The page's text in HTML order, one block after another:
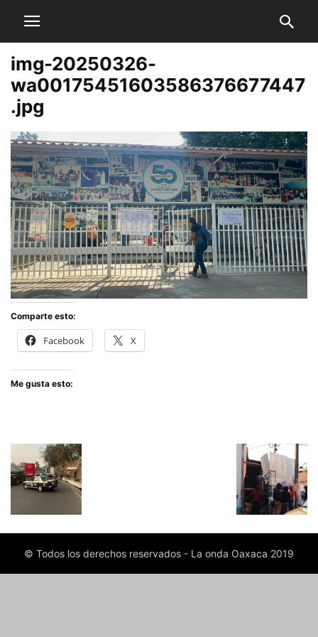
img-20250326-
wa00175451603586376677447
.jpg
Comparte esto:
Facebook X
Me gusta esto:
© Todos los derechos reservados - La onda Oaxaca 2019